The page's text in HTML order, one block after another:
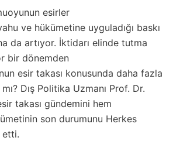
esirler
ve hükümetine uyguladığı baskı
da artıyor. İktidarı elinde tutma
bir dönemden
esir takası konusunda daha fazla
Dış Politika Uzmanı Prof. Dr.
takası gündemini hem
son durumunu Herkes
etti.